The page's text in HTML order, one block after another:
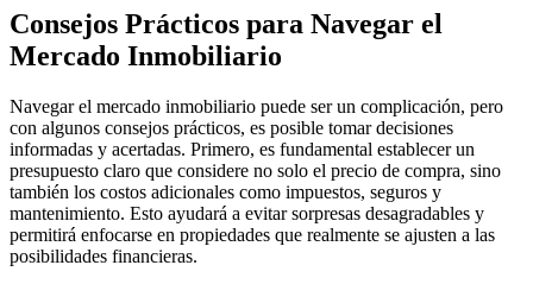
Consejos Prácticos para Navegar el
Mercado Inmobiliario
Navegar el mercado inmobiliario puede ser un complicación, pero
con algunos consejos prácticos, es posible tomar decisiones
informadas y acertadas. Primero, es fundamental establecer un
presupuesto claro que considere no solo el precio de compra, sino
también los costos adicionales como impuestos, seguros y
mantenimiento. Esto ayudará a evitar sorpresas desagradables y
permitirá enfocarse en propiedades que realmente se ajusten a las
posibilidades financieras.